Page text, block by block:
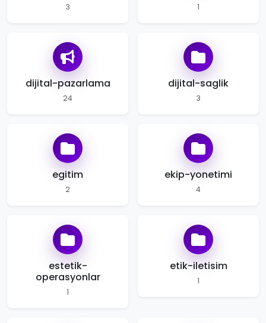
3 1
dijital-pazarlama
24
dijital-saglik
3
egitim
2
ekip-yonetimi
4
estetik-
operasyonlar
1
etik-iletisim
1